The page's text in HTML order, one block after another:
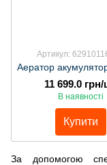
Артикул:
11 699.0
В наявності
Купити
За допомогою